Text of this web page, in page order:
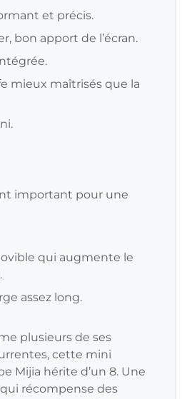
et précis.
bon apport de l’écran.
mieux maîtrisés que la
important pour une
qui augmente le
assez long.
plusieurs de ses
cette mini
Mijia hérite d’un 8. Une
récompense des